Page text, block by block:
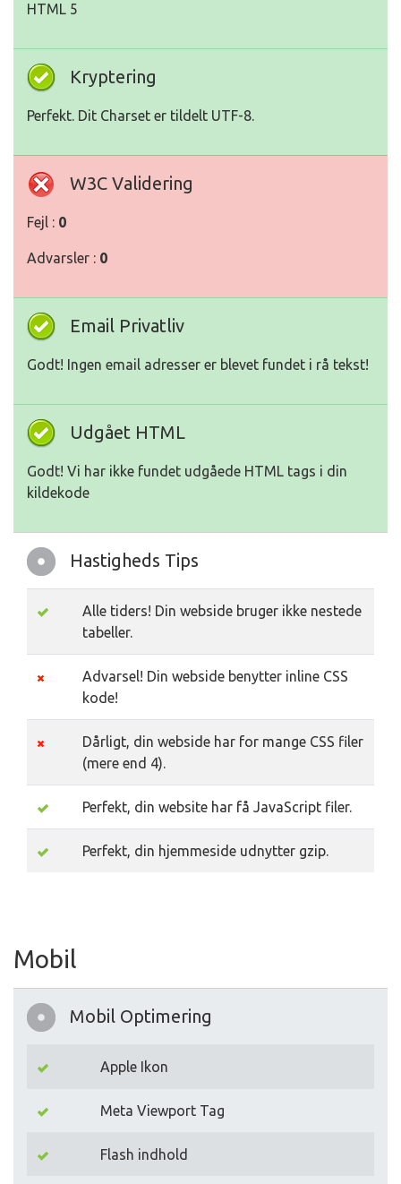
HTML 5
Kryptering
Perfekt. Dit Charset er tildelt UTF-8.
W3C Validering
Fejl : 0
Advarsler : 0
Email Privatliv
Godt! Ingen email adresser er blevet fundet i rå tekst!
Udgået HTML
Godt! Vi har ikke fundet udgåede HTML tags i din
kildekode
Hastigheds Tips
Alle tiders! Din webside bruger ikke nestede
tabeller.
Advarsel! Din webside benytter inline CSS
kode!
Dårligt, din webside har for mange CSS filer
(mere end 4).
Perfekt, din website har få JavaScript filer.
Perfekt, din hjemmeside udnytter gzip.
Mobil
Mobil Optimering
Apple Ikon
Meta Viewport Tag
Flash indhold